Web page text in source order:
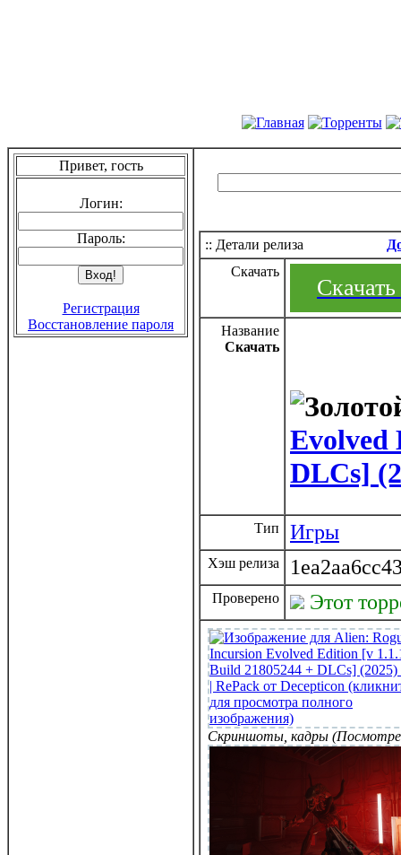
Привет, гость
Логин:
Пароль:
Регистрация
Восстановление пароля
:: Детали релиза
Скачать
Название
Скачать
Evolved
DLCs]
Тип Игры
Хэш релиза
Проверено Этот
Скриншоты, кадры